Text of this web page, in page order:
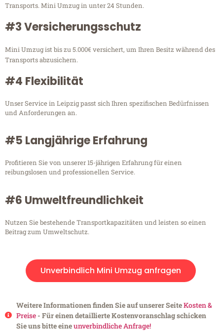
Transports. Mini Umzug in unter 24 Stunden.
#3 Versicherungsschutz
Mini Umzug ist bis zu 5.000€ versichert, um Ihren Besitz während des
Transports abzusichern.
#4 Flexibilität
Unser Service in Leipzig passt sich Ihren spezifischen Bedürfnissen
und Anforderungen an.
#5 Langjährige Erfahrung
Profitieren Sie von unserer 15-jährigen Erfahrung für einen
reibungslosen und professionellen Service.
#6 Umweltfreundlichkeit
Nutzen Sie bestehende Transportkapazitäten und leisten so einen
Beitrag zum Umweltschutz.
Unverbindlich Mini Umzug anfragen
Weitere Informationen finden Sie auf unserer SeiteKosten &
Preise- Für einen detaillierte Kostenvoranschlag schicken
Sie uns bitte eineunverbindliche Anfrage!